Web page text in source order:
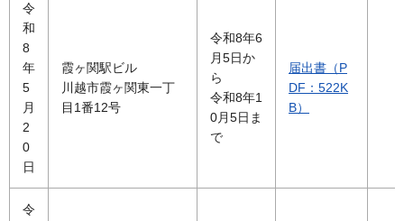
令
和
8
年
5
月
2
0
日
霞ヶ関駅ビル
川越市霞ヶ関東一丁
目1番12号
令和8年6
月5日か
ら
令和8年1
0月5日ま
で
届出書（P
DF：522K
B）
令